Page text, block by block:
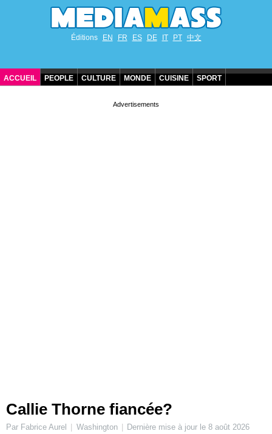
Éditions EN FR ES DE IT PT 中文
ACCUEIL PEOPLE CULTURE MONDE CUISINE SPORT
Callie Thorne fiancée?
Par Fabrice Aurel Washington Dernière mise à jour le8 août 2026